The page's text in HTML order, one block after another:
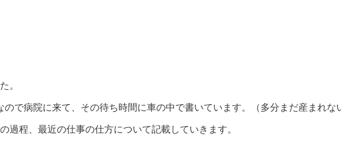
。
で病院に来て、その待ち時間に車の中で書いています。（多分まだ産まれな
過程、最近の仕事の仕方について記載していきます。